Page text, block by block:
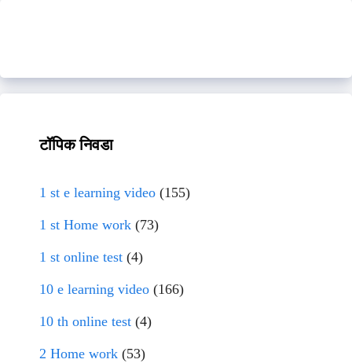
टॉपिक निवडा
1 st e learning video (155)
1 st Home work (73)
1 st online test (4)
10 e learning video (166)
10 th online test (4)
2 Home work (53)